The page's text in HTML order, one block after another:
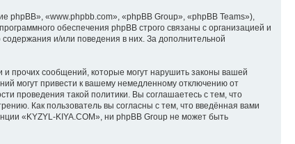
«www.phpbb.com», «phpBB Group», «phpBB Teams»),
обеспечения phpBB строго связаны с организацией и
и/или поведения в них. За дополнительной
прочих сообщений, которые могут нарушить законы вашей
могут привести к вашему немедленному отключению от
проведения такой политики. Вы соглашаетесь с тем, что
Как пользователь вы согласны с тем, что введённая вами
«KYZYL-KIYA.COM», ни phpBB Group не может быть